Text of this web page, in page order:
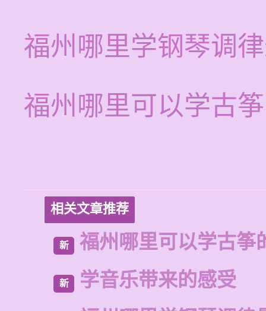
福州哪里学钢琴调
福州哪里可以学古
相关文章推荐
新 福州哪里可以学古筝
新
学音乐带来的感受